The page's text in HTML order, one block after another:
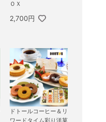
ＯＸ
2,700円
ドトールコーヒー＆リ
ワードタイム彩り洋菓